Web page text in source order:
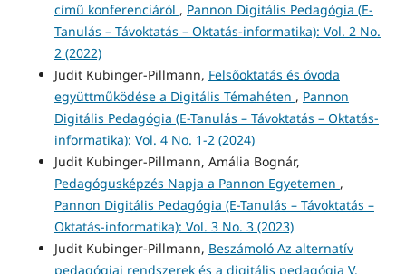
című konferenciáról , Pannon Digitális Pedagógia (E-
Tanulás – Távoktatás – Oktatás-informatika): Vol. 2 No.
2 (2022)
Judit Kubinger-Pillmann, Felsőoktatás és óvoda
együttműködése a Digitális Témahéten , Pannon
Digitális Pedagógia (E-Tanulás – Távoktatás – Oktatás-
informatika): Vol. 4 No. 1-2 (2024)
Judit Kubinger-Pillmann, Amália Bognár,
Pedagógusképzés Napja a Pannon Egyetemen ,
Pannon Digitális Pedagógia (E-Tanulás – Távoktatás –
Oktatás-informatika): Vol. 3 No. 3 (2023)
Judit Kubinger-Pillmann, Beszámoló Az alternatív
pedagógiai rendszerek és a digitális pedagógia V.